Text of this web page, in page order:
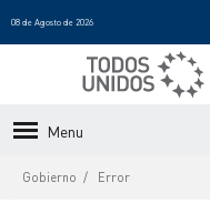
08 de Agosto de 2026
Menu
Gobierno Error